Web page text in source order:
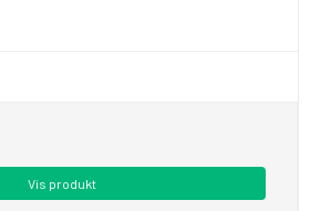
Vis produkt